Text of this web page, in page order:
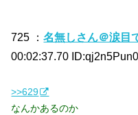
725 ：名無しさん＠涙目
00:02:37.70
>>629
なんかあるのか